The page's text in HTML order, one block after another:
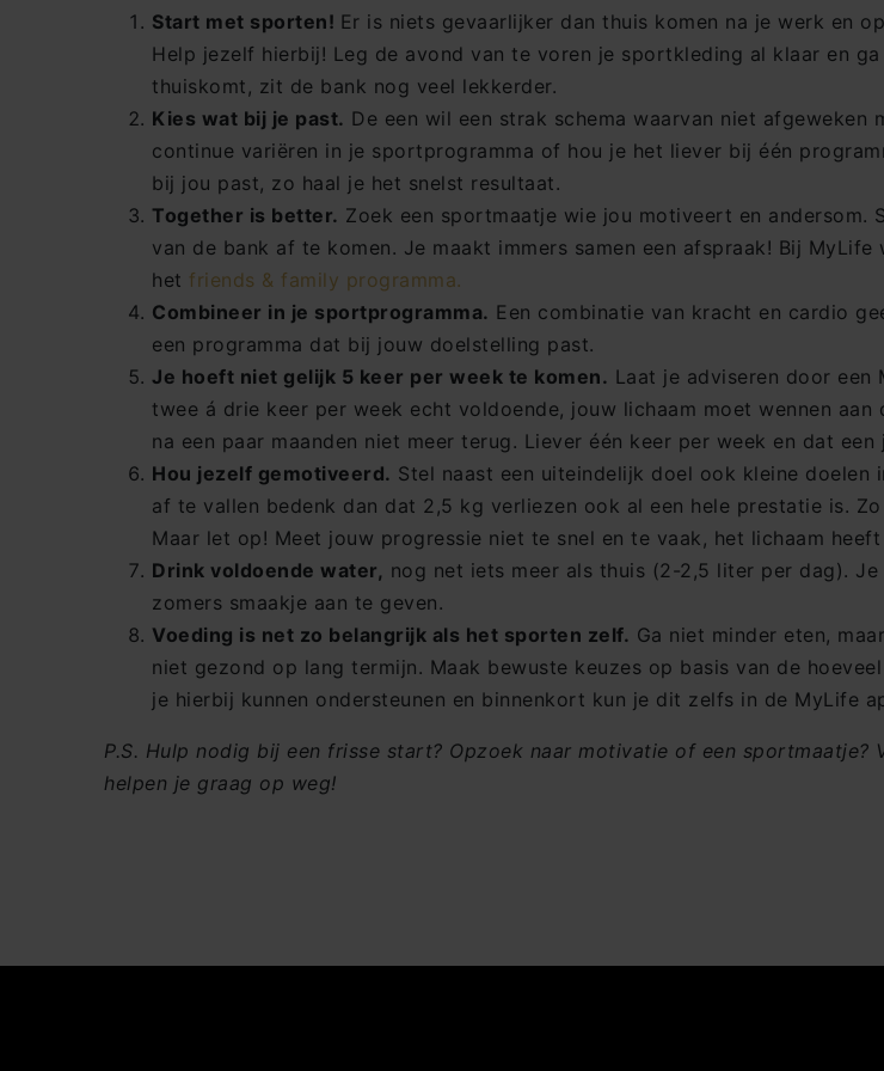
Start met sporten! Er is niets gevaarlijker dan thuis komen na je werk en
Help jezelf hierbij! Leg de avond van te voren je sportkleding al klaar en
thuiskomt, zit de bank nog veel lekkerder.
Kies wat bij je past. De een wil een strak schema waarvan niet
continue variëren in je sportprogramma of hou je het liever bij één
bij jou past, zo haal je het snelst resultaat.
Together is better. Zoek een sportmaatje wie jou motiveert en andersom.
van de bank af te komen. Je maakt immers samen een afspraak! Bij
het friends & family programma.
Combineer in je sportprogramma. Een combinatie van kracht en cardio
een programma dat bij jouw doelstelling past.
Je hoeft niet gelijk 5 keer per week te komen. Laat je adviseren door
twee á drie keer per week echt voldoende, jouw lichaam moet wennen
na een paar maanden niet meer terug. Liever één keer per week en dat
Hou jezelf gemotiveerd. Stel naast een uiteindelijk doel ook kleine
af te vallen bedenk dan dat 2,5 kg verliezen ook al een hele prestatie is.
Maar let op! Meet jouw progressie niet te snel en te vaak, het lichaam
Drink voldoende water, nog net iets meer als thuis (2-2,5 liter per dag).
zomers smaakje aan te geven.
Voeding is net zo belangrijk als het sporten zelf. Ga niet minder eten,
niet gezond op lang termijn. Maak bewuste keuzes op basis van de
je hierbij kunnen ondersteunen en binnenkort kun je dit zelfs in de MyLife
P.S. Hulp nodig bij een frisse start? Opzoek naar motivatie of een sportmaatje?
helpen je graag op weg!